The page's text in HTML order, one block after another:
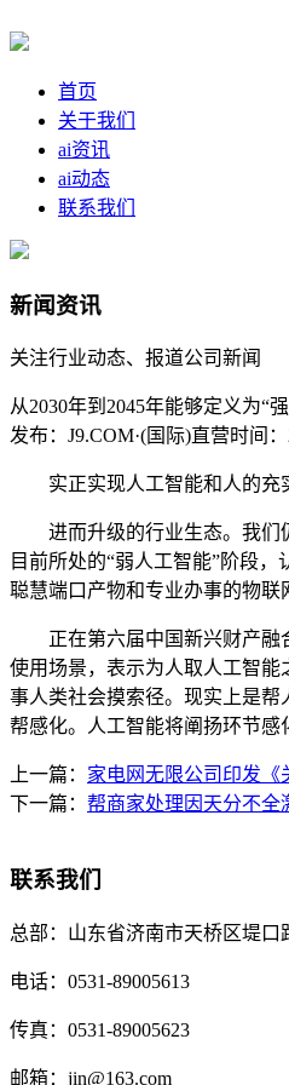
首页
关于我们
ai资讯
ai动态
联系我们
新闻资讯
关注行业动态、报道公司新闻
从2030年到2045年能够定义为“
发布：J9.COM·(国际)直营时间
实正实现人工智能和人的充实
进而升级的行业生态。我们仍
目前所处的“弱人工智能”阶段
聪慧端口产物和专业办事的物联
正在第六届中国新兴财产融合
使用场景，表示为人取人工智能
事人类社会摸索径。现实上是
帮感化。人工智能将阐扬环节感
上一篇： 家电网无限公司印发《
下一篇： 帮商家处理因天分不全
联系我们
总部： 山东省济南市天桥区堤口
电话： 0531-89005613
传真： 0531-89005623
邮箱： jin@163.com